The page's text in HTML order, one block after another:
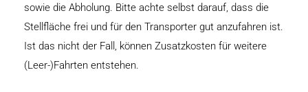
sowie die Abholung. Bitte achte selbst darauf, dass die
Stellfläche frei und für den Transporter gut anzufahren ist.
Ist das nicht der Fall, können Zusatzkosten für weitere
(Leer-)Fahrten entstehen.